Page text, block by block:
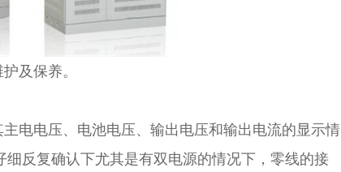
及保养。
电电压、电池电压、输出电压和输出电流的显示情
反复确认下尤其是有双电源的情况下，零线的接